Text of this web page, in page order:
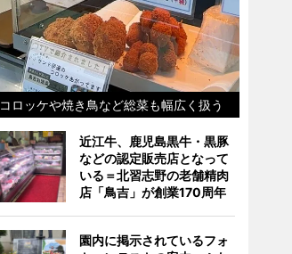
コロッケや焼き鳥など総菜も幅広く扱う
近江牛、鹿児島黒牛・黒豚
などの認定販売店となって
いる＝北習志野の老舗精肉
店「鳥吉」が創業170周年
園内に掲示されているフォ